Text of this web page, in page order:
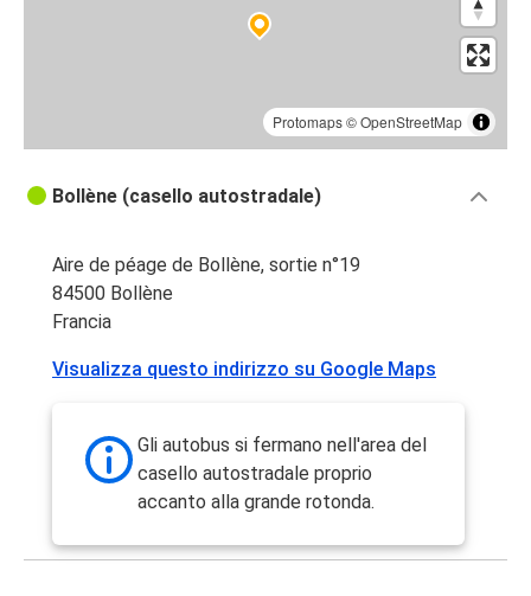
Protomaps©OpenStreetMap
Bollène (casello autostradale)
Aire de péage de Bollène, sortie n°19
84500 Bollène
Francia
Visualizza questo indirizzo su Google Maps
Gli autobus si fermano nell'area del
casello autostradale proprio
accanto alla grande rotonda.